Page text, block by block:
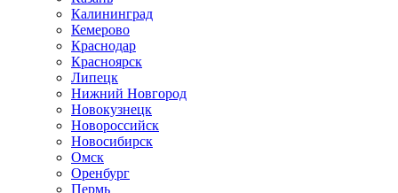
Калининград
Кемерово
Краснодар
Красноярск
Липецк
Нижний Новгород
Новокузнецк
Новороссийск
Новосибирск
Омск
Оренбург
Пермь